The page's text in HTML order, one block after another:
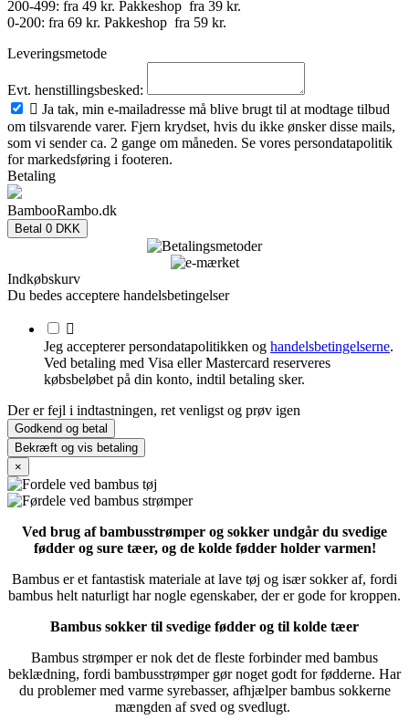
200-499: fra 49 kr. Pakkeshop fra 39 kr.
0-200: fra 69 kr. Pakkeshop fra 59 kr.
Leveringsmetode
Evt. henstillingsbesked:
 Ja tak, min e-mailadresse må blive brugt til at modtage tilbud
om tilsvarende varer. Fjern krydset, hvis du ikke ønsker disse mails,
som vi sender ca. 2 gange om måneden. Se vores persondatapolitik
for markedsføring i footeren.
Betaling
BambooRambo.dk
Betal 0 DKK
Indkøbskurv
Du bedes acceptere handelsbetingelser

Jeg accepterer persondatapolitikken og handelsbetingelserne.
Ved betaling med Visa eller Mastercard reserveres
købsbeløbet på din konto, indtil betaling sker.
Der er fejl i indtastningen, ret venligst og prøv igen
Godkend og betal
Bekræft og vis betaling
×
Ved brug af bambusstrømper og sokker undgår du svedige
fødder og sure tæer, og de kolde fødder holder varmen!
Bambus er et fantastisk materiale at lave tøj og især sokker af, fordi
bambus helt naturligt har nogle egenskaber, der er gode for kroppen.
Bambus sokker til svedige fødder og til kolde tæer
Bambus strømper er nok det de fleste forbinder med bambus
beklædning, fordi bambusstrømper gør noget godt for fødderne. Har
du problemer med varme syrebasser, afhjælper bambus sokkerne
mængden af sved og svedlugt.